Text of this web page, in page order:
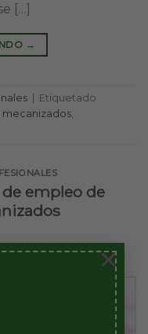
×
[…]
→
Etiquetado
,
empleo de
EL INFANTE